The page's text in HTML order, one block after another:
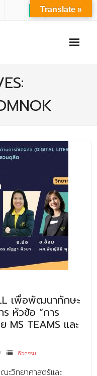
นดุสิต
ยี
เพื่อพัฒนาทักษะ
หัวข้อ “การ
MS TEAMS และ
กิจกรรม
วิทยาศาสตร์และ
Translate »